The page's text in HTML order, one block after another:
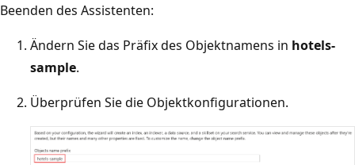
Beenden des Assistenten:
Ändern Sie das Präfix des Objektnamens in hotels-
sample.
Überprüfen Sie die Objektkonfigurationen.